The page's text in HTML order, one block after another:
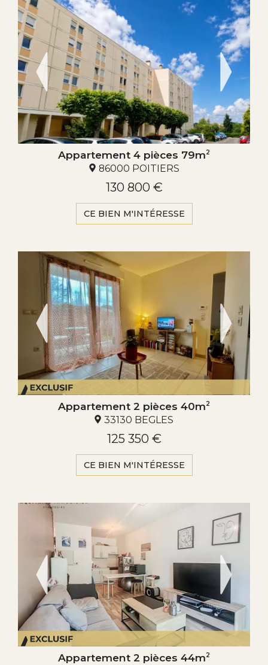
Appartement 4 pièces 79m2
86000 POITIERS
130 800 €
CE BIEN M'INTÉRESSE
Appartement 2 pièces 40m2
33130 BEGLES
125 350 €
CE BIEN M'INTÉRESSE
Appartement 2 pièces 44m2